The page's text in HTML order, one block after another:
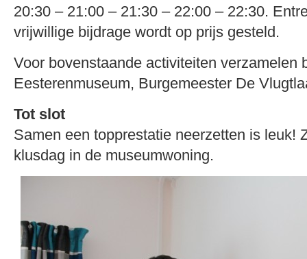
20:30 – 21:00 – 21:30 – 22:00 – 22:30.
vrijwillige bijdrage wordt op prijs gesteld.
Voor bovenstaande activiteiten verzamelen
Eesterenmuseum, Burgemeester De
Tot slot
Samen een topprestatie neerzetten is leuk!
klusdag in de museumwoning.